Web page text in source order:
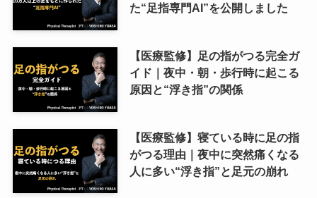
た“足指専門AI”を公開しました
【医療監修】足の指がつる完全ガ
イド｜夜中・朝・歩行時に起こる
原因と“浮き指”の関係
【医療監修】寝ている時に足の指
がつる理由｜夜中に突然痛くなる
人に多い“浮き指”と足元の崩れ